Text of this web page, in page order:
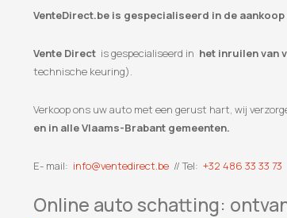
VenteDirect.be is gespecialiseerd in de
Vente Direct is gespecialiseerd in het inruilen van
technische keuring).
Verkoop ons uw auto met een gerust hart, wij
en in alle Vlaams-Brabant gemeenten.
E- mail: info@ventedirect.be // Tel: +32 486 33 33 73
Online auto schatting: